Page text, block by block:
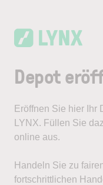
Depot
Eröffnen Sie hier Ihr
LYNX. Füllen Sie
online aus.
Handeln Sie zu
fortschrittlichen